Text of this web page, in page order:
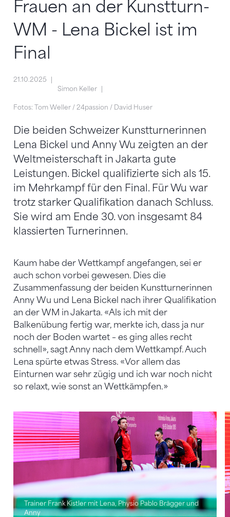
Frauen an der Kunstturn-
WM - Lena Bickel ist im
Final
21.10.2025
Simon Keller
Fotos: Tom Weller / 24passion / David Huser
Die beiden Schweizer Kunstturnerinnen
Lena Bickel und Anny Wu zeigten an der
Weltmeisterschaft in Jakarta gute
Leistungen. Bickel qualifizierte sich als 15.
im Mehrkampf für den Final. Für Wu war
trotz starker Qualifikation danach Schluss.
Sie wird am Ende 30. von insgesamt 84
klassierten Turnerinnen.
Kaum habe der Wettkampf angefangen, sei er
auch schon vorbei gewesen. Dies die
Zusammenfassung der beiden Kunstturnerinnen
Anny Wu und Lena Bickel nach ihrer Qualifikation
an der WM in Jakarta. «Als ich mit der
Balkenübung fertig war, merkte ich, dass ja nur
noch der Boden wartet – es ging alles recht
schnell», sagt Anny nach dem Wettkampf. Auch
Lena spürte etwas Stress. «Vor allem das
Einturnen war sehr zügig und ich war noch nicht
so relaxt, wie sonst an Wettkämpfen.»
Trainer Frank Kistler mit Lena, Physio Pablo Brägger und
Anny